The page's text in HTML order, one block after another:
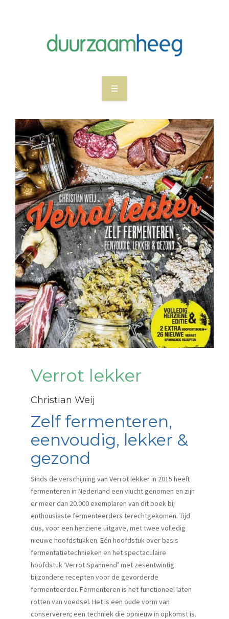
NIEUWS
WIE ZIJN DUURZAAM HEEG
MEEDOEN
CONTACT
Verrot lekker
Christian Weij
Zelf fermenteren,
eenvoudig, lekker &
gezond
Sinds de verschijning van Verrot lekker in 2015 heeft
fermenteren in Nederland een vlucht genomen en zijn
er meer dan 20.000 exemplaren van dit boek bij
enthousiaste fermenteerders terechtgekomen. Tijd
dus, voor een herziene uitgave, met twee volledig
nieuwe hoofdstukken. Eén hoofdstuk over basis
fermentatietechnieken en het spectaculaire
hoofdstuk ‘Verrot Spannend’ met zesentwintig
bijzondere recepten voor de gevorderde
fermenteerder. Fermenteren is het functioneel laten
rotten van voedsel. Het is een oude vorm van
conserveren; een techniek die opnieuw in opkomst is.